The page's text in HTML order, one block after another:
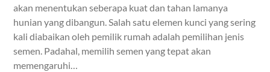
akan menentukan seberapa kuat dan tahan lamanya
hunian yang dibangun. Salah satu elemen kunci yang sering
kali diabaikan oleh pemilik rumah adalah pemilihan jenis
semen. Padahal, memilih semen yang tepat akan
memengaruhi…